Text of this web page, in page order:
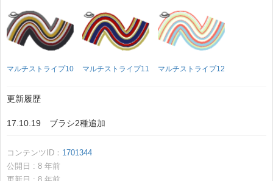
マルチストライプ10 マルチストライプ11 マルチストライプ12
更新履歴
17.10.19 ブラシ2種追加
コンテンツID： 1701344
公開日 : 8 年前